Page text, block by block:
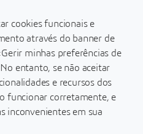
cookies funcionais e
através do banner de
minhas preferências de
entanto, se não aceitar
e recursos dos
funcionar corretamente, e
inconvenientes em sua